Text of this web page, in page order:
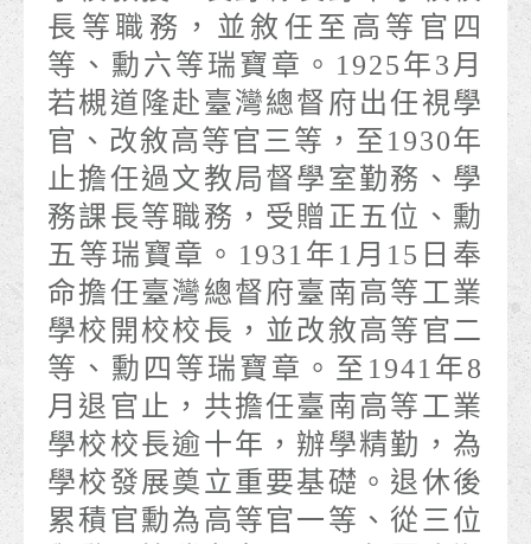
長等職務，並敘任至高等官四
等、勳六等瑞寶章。1925年3月
若槻道隆赴臺灣總督府出任視學
官、改敘高等官三等，至1930年
止擔任過文教局督學室勤務、學
務課長等職務，受贈正五位、勳
五等瑞寶章。1931年1月15日奉
命擔任臺灣總督府臺南高等工業
學校開校校長，並改敘高等官二
等、勳四等瑞寶章。至1941年8
月退官止，共擔任臺南高等工業
學校校長逾十年，辦學精勤，為
學校發展奠立重要基礎。退休後
累積官勳為高等官一等、從三位